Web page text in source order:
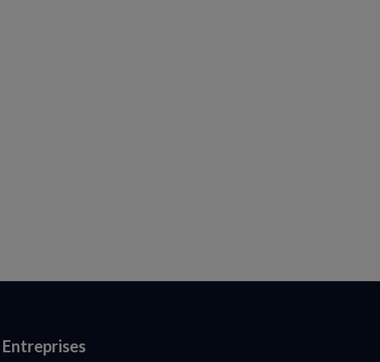
Entreprises